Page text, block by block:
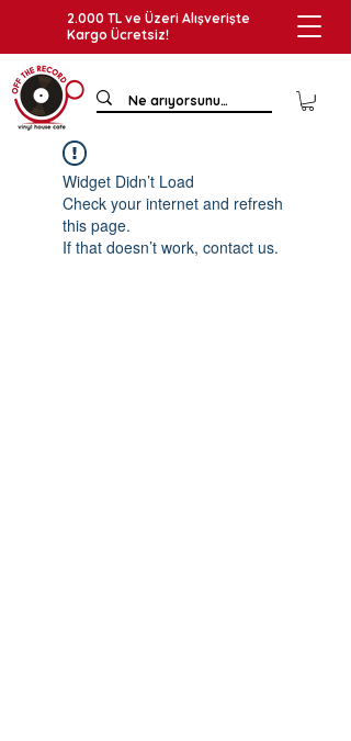
2.000 TL ve Üzeri Alışverişte
Kargo Ücretsiz!
Widget Didn’t Load
Check your internet and refresh
this page.
If that doesn’t work, contact us.